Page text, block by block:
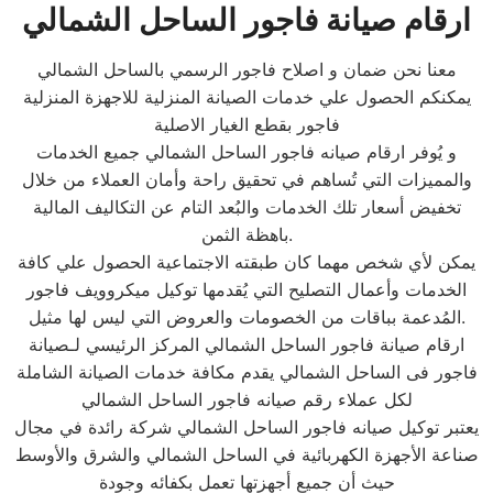
ارقام صيانة فاجور الساحل الشمالي
معنا نحن ضمان و اصلاح فاجور الرسمي بالساحل الشمالي
يمكنكم الحصول علي خدمات الصيانة المنزلية للاجهزة المنزلية
فاجور بقطع الغيار الاصلية
و يُوفر ارقام صيانه فاجور الساحل الشمالي جميع الخدمات
والمميزات التي تُساهم في تحقيق راحة وأمان العملاء من خلال
تخفيض أسعار تلك الخدمات والبُعد التام عن التكاليف المالية
باهظة الثمن.
يمكن لأي شخص مهما كان طبقته الاجتماعية الحصول علي كافة
الخدمات وأعمال التصليح التي يُقدمها توكيل ميكروويف فاجور
المُدعمة بباقات من الخصومات والعروض التي ليس لها مثيل.
ارقام صيانة فاجور الساحل الشمالي المركز الرئيسي لـصيانة
فاجور فى الساحل الشمالي يقدم مكافة خدمات الصيانة الشاملة
لكل عملاء رقم صيانه فاجور الساحل الشمالي
يعتبر توكيل صيانه فاجور الساحل الشمالي شركة رائدة في مجال
صناعة الأجهزة الكهربائية في الساحل الشمالي والشرق والأوسط
حيث أن جميع أجهزتها تعمل بكفائه وجودة